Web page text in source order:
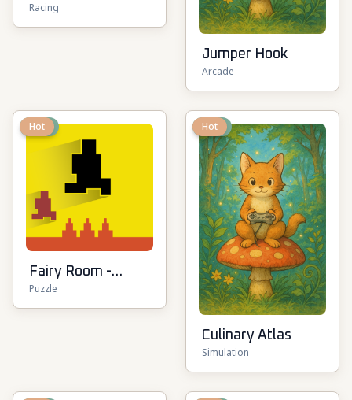
Racing
Jumper Hook
Arcade
New
Hot
Fairy Room -
Decor Game
Puzzle
New
Hot
Culinary Atlas
Simulation